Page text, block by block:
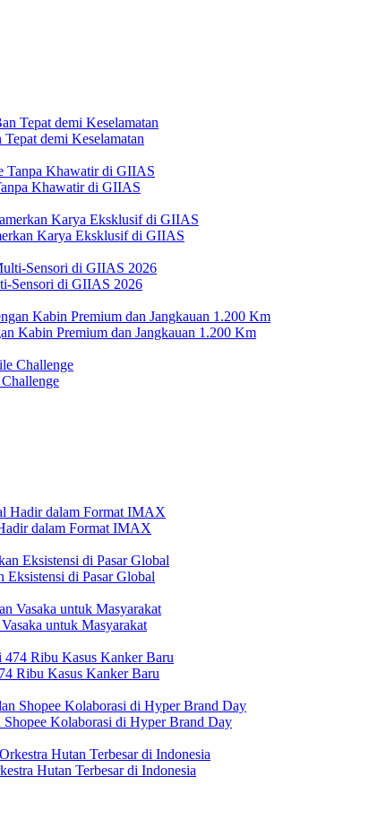
demi Keselamatan
Khawatir di GIIAS
Karya Eksklusif di GIIAS
Sensori di GIIAS 2026
Kabin Premium dan Jangkauan 1.200 Km
dalam Format IMAX
di Pasar Global
untuk Masyarakat
Ribu Kasus Kanker Baru
Kolaborasi di Hyper Brand Day
Hutan Terbesar di Indonesia